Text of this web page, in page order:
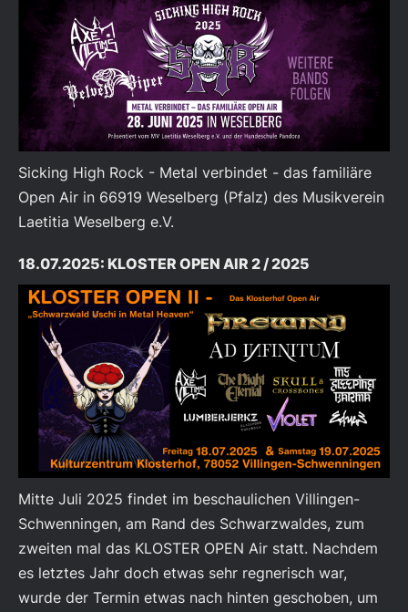
Sicking High Rock - Metal verbindet - das familiäre
Open Air in 66919 Weselberg (Pfalz) des Musikverein
Laetitia Weselberg e.V.
18.07.2025: KLOSTER OPEN AIR 2 / 2025
Mitte Juli 2025 findet im beschaulichen Villingen-
Schwenningen, am Rand des Schwarzwaldes, zum
zweiten mal das KLOSTER OPEN Air statt. Nachdem
es letztes Jahr doch etwas sehr regnerisch war,
wurde der Termin etwas nach hinten geschoben, um